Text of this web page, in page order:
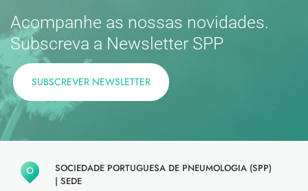
Acompanhe as nossas novidades.
Subscreva a Newsletter SPP
SUBSCREVER NEWSLETTER
SOCIEDADE PORTUGUESA DE PNEUMOLOGIA (SPP)
| SEDE